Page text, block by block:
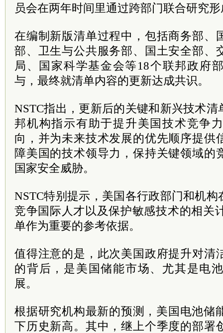
员会在两年时间里通过跨部门联合研究
在编制新版清单过程中，包括商务部、
部、卫生与公共服务部、国土安全部、
局、国家科学基金会等18个联邦政府
与，最终就清单内容的更新达成共识。
NSTC指出，更新后的关键和新兴技术
邦机构指示有助于提升美国技术竞争
向，并为未来技术发展的优先顺序提供
障美国的技术领导力，保持关键领域的
国家安全威胁。
NSTC特别提示，美国各行政部门和机
竞争国际人才以及保护敏感技术的相关
单作为重要的参考依据。
值得注意的是，此次美国政府提升对清
的背后，是美国储能市场、尤其是电
展。
根据研究机构最新的预测，美国电池储
下历史新高。其中，继上个季度的部署